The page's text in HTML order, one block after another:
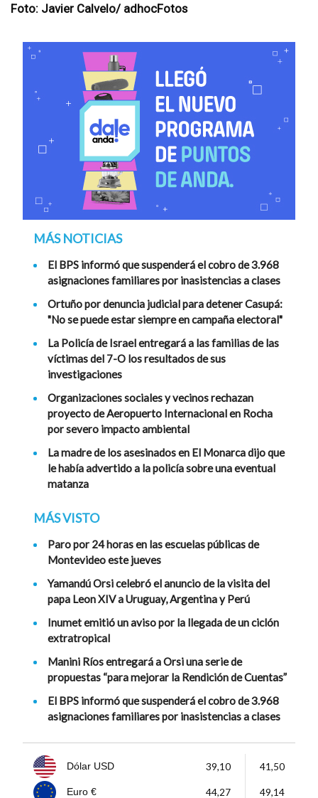
Foto: Javier Calvelo/ adhocFotos
MÁS NOTICIAS
El BPS informó que suspenderá el cobro de 3.968
asignaciones familiares por inasistencias a clases
Ortuño por denuncia judicial para detener Casupá:
"No se puede estar siempre en campaña electoral"
La Policía de Israel entregará a las familias de las
víctimas del 7-O los resultados de sus
investigaciones
Organizaciones sociales y vecinos rechazan
proyecto de Aeropuerto Internacional en Rocha
por severo impacto ambiental
La madre de los asesinados en El Monarca dijo que
le había advertido a la policía sobre una eventual
matanza
MÁS VISTO
Paro por 24 horas en las escuelas públicas de
Montevideo este jueves
Yamandú Orsi celebró el anuncio de la visita del
papa Leon XIV a Uruguay, Argentina y Perú
Inumet emitió un aviso por la llegada de un ciclón
extratropical
Manini Ríos entregará a Orsi una serie de
propuestas “para mejorar la Rendición de Cuentas”
El BPS informó que suspenderá el cobro de 3.968
asignaciones familiares por inasistencias a clases
Dólar USD 39,10 41,50
Euro € 44,27 49,14